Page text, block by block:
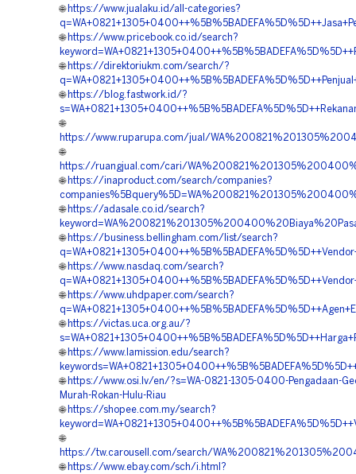
🌐 https://www.jualaku.id/all-categories?
🌐 https://www.pricebook.co.id/search?
🌐 https://direktoriukm.com/search/?
🌐 https://blog.fastwork.id/?
🌐
https://www.ruparupa.com/jual/
🌐
https://ruangjual.com/cari/
🌐 https://inaproduct.com/search/companies?
🌐 https://adasale.co.id/search?
🌐 https://business.bellingham.com/list/search?
🌐 https://www.nasdaq.com/search?
🌐 https://www.uhdpaper.com/search?
🌐 https://victas.uca.org.au/?
🌐 https://www.lamission.edu/search?
🌐 https://www.osi.lv/en/?s=WA-0821-1305-0400-Pengadaan-
Murah-Rokan-Hulu-Riau
🌐 https://shopee.com.my/search?
🌐
https://tw.carousell.com/search/
🌐 https://www.ebay.com/sch/i.html?